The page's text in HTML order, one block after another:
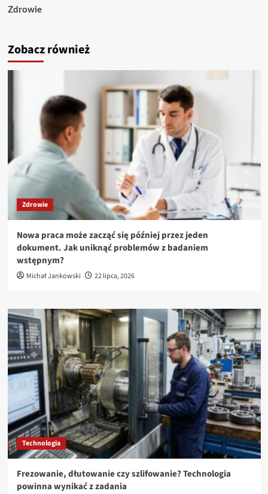
Zdrowie
Zobacz również
Zdrowie
Nowa praca może zacząć się później przez jeden
dokument. Jak uniknąć problemów z badaniem
wstępnym?
Michał Jankowski 22 lipca, 2026
Technologia
Frezowanie, dłutowanie czy szlifowanie? Technologia
powinna wynikać z zadania